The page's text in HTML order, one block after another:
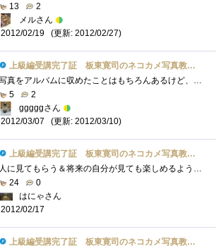
13
2
メルさん
2012/02/19
(更新: 2012/02/27)
上級編受講完了証 板東寛司のネコカメ写真教室パート2
写真をアルバムに収めたことはもちろんあるけど、テーマとか何を伝えたいかとかまで考えたことがなかった。フォトブックっていう感じではな�...
5
2
gggggさん
2012/03/07
(更新: 2012/03/10)
上級編受講完了証 板東寛司のネコカメ写真教室パート2
人に見てもらう＆将来の自分が見ても楽しめるようなテーマってなかなか考え付かないのですが、こういうのは場数勝負のような気がするので、�...
24
0
はにゃさん
2012/02/17
上級編受講完了証 板東寛司のネコカメ写真教室パート2